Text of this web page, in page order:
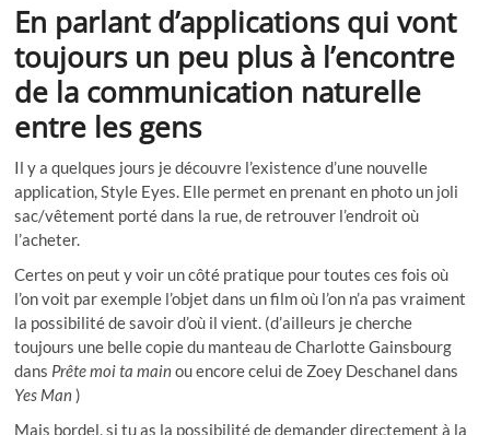
En parlant d’applications qui vont
toujours un peu plus à l’encontre
de la communication naturelle
entre les gens
Il y a quelques jours je découvre l’existence d’une nouvelle
application, Style Eyes. Elle permet en prenant en photo un joli
sac/vêtement porté dans la rue, de retrouver l’endroit où
l’acheter.
Certes on peut y voir un côté pratique pour toutes ces fois où
l’on voit par exemple l’objet dans un film où l’on n’a pas vraiment
la possibilité de savoir d’où il vient. (d’ailleurs je cherche
toujours une belle copie du manteau de Charlotte Gainsbourg
dans Prête moi ta mainou encore celui de Zoey Deschanel dans
Yes Man)
Mais bordel, si tu as la possibilité de demander directement à la